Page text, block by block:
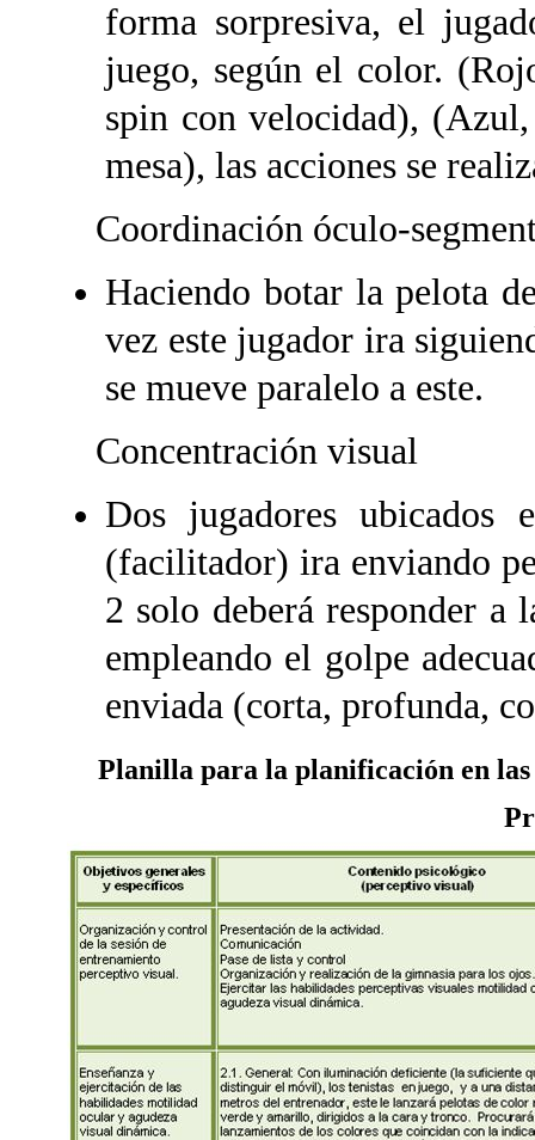
forma sorpresiva, el
juego, según el color.
spin con velocidad),
mesa), las acciones se
Coordinación óculo-
Haciendo botar la pelota
vez este jugador ira
se mueve paralelo a este.
Concentración visual
Dos jugadores
(facilitador) ira enviando
2 solo deberá responder a
empleando el golpe
enviada (corta, profunda,
Planilla para la planificación en